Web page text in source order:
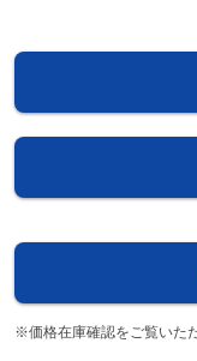
※価格在庫確認をご覧いた